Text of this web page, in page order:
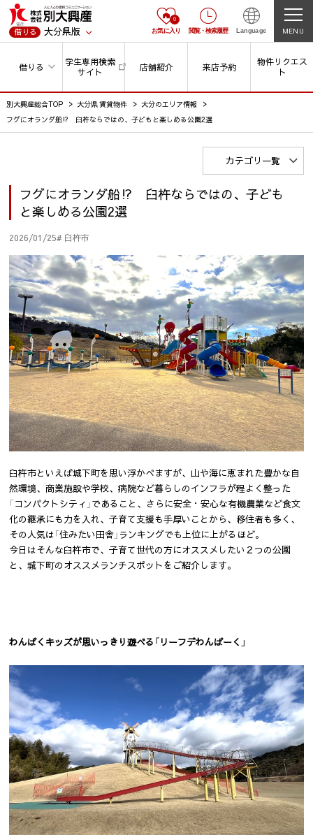
借りる 大分県版
0
お気に入り 閲覧・ 検索履歴 Language MENU
借りる
学生専用検索
サイト
店舗紹介 来店予約
物件リクエス
ト
別大興産総合TOP 大分県 賃貸物件
大分のエリア情報
フグにオランダ船⁉ 臼杵ならではの、子どもと楽しめる公園2選
カテゴリ一覧
フグにオランダ船⁉ 臼杵ならではの、子ども
と楽しめる公園2選
2026/01/25# 臼杵市
臼杵市といえば城下町を思い浮かべますが、山や海に恵まれた豊かな自
然環境、商業施設や学校、病院など暮らしのインフラが程よく整った
「コンパクトシティ」であること、さらに安全・安心な有機農業など食文
化の継承にも力を入れ、子育て支援も手厚いことから、移住者も多く、
その人気は「住みたい田舎」ランキングでも上位に上がるほど。
今日はそんな臼杵市で、子育て世代の方にオススメしたい２つの公園
と、城下町のオススメランチスポットをご紹介します。
わんぱくキッズが思いっきり遊べる「リーフデわんぱーく」